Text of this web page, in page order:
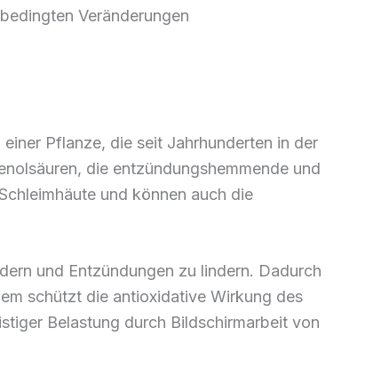
Veränderungen
Pflanze, die seit Jahrhunderten in der
die entzündungshemmende und
und können auch die
und Entzündungen zu lindern. Dadurch
schützt die antioxidative Wirkung des
Belastung durch Bildschirmarbeit von